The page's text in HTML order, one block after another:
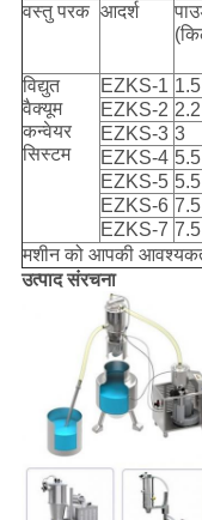
वस्तु परक आदर्श
विद्युत
वैक्यूम
कन्वेयर
सिस्टम
EZKS-1 1.5
EZKS-2 2.2
EZKS-3 3
EZKS-4 5.5
EZKS-5 5.5
EZKS-6 7.5
EZKS-7 7.5
मशीन को आपकी
उत्पाद संरचना